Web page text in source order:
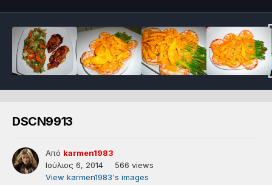
DSCN9913
Από karmen1983
Ιούλιος 6, 2014
566 views
View karmen1983's images